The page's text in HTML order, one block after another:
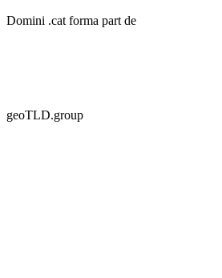
Domini .cat forma part de
geoTLD.group